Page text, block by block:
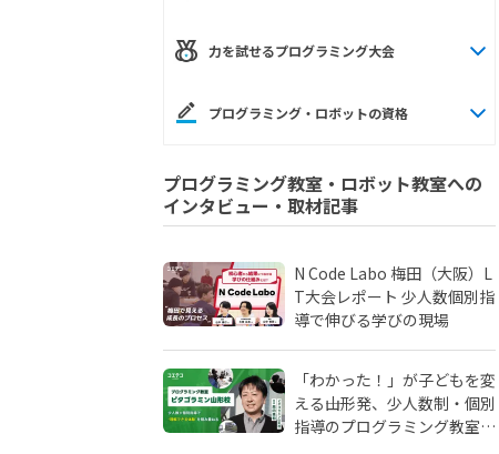
力を試せるプログラミング大会
プログラミング・ロボットの資格
プログラミング教室・ロボット教室への
インタビュー・取材記事
N Code Labo 梅田（大阪）L
T大会レポート 少人数個別指
導で伸びる学びの現場
「わかった！」が子どもを変
える――山形発、少人数制・個別
指導のプログラミング教室